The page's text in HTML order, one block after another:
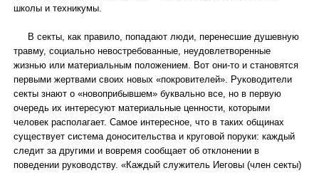
школы и техникумы.
В секты, как правило, попадают люди, перенесшие душевную
травму, социально невостребованные, неудовлетворенные
жизнью или материальным положением. Вот они-то и становятся
первыми жертвами своих новых «покровителей». Руководители
секты знают о «новоприбывшем» буквально все, но в первую
очередь их интересуют материальные ценности, которыми
человек располагает. Самое интересное, что в таких общинах
существует система доносительства и круговой поруки: каждый
следит за другими и вовремя сообщает об отклонении в
поведении руководству. «Каждый служитель Иеговы (член секты)